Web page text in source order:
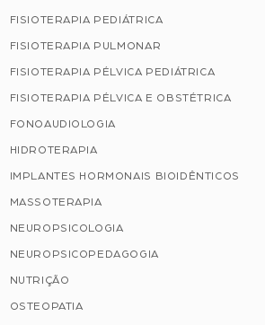
FISIOTERAPIA PEDIÁTRICA
FISIOTERAPIA PULMONAR
FISIOTERAPIA PÉLVICA PEDIÁTRICA
FISIOTERAPIA PÉLVICA E OBSTÉTRICA
FONOAUDIOLOGIA
HIDROTERAPIA
IMPLANTES HORMONAIS BIOIDÊNTICOS
MASSOTERAPIA
NEUROPSICOLOGIA
NEUROPSICOPEDAGOGIA
NUTRIÇÃO
OSTEOPATIA